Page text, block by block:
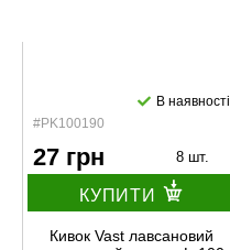
#PK100190
В наявності
27 грн 8 шт.
КУПИТИ
Кивок Vast лавсановий